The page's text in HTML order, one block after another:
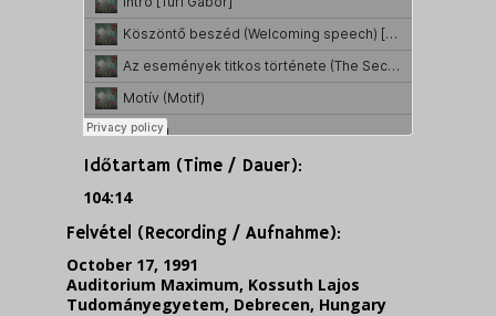
Időtartam (Time / Dauer):
104:14
Felvétel (Recording / Aufnahme):
October 17, 1991
Auditorium Maximum, Kossuth Lajos
Tudományegyetem, Debrecen, Hungary